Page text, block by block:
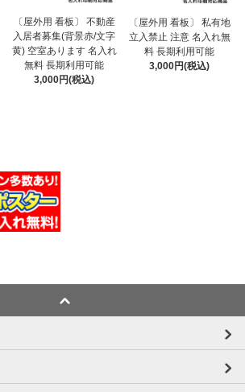
〔屋外用 看板〕 不動産
入居者募集(背景赤/文字
黄) 空室あります 名入れ
無料 長期利用可能
3,000円(税込)
〔屋外用 看板〕 私有地
立入禁止 注意 名入れ無
料 長期利用可能
3,000円(税込)